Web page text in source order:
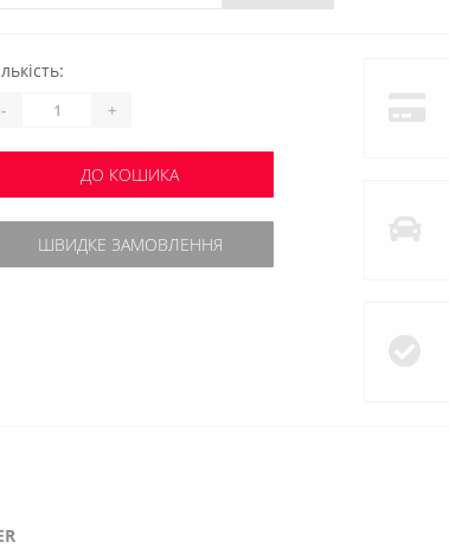
- +
ДО КОШИКА
ШВИДКЕ ЗАМОВЛЕННЯ